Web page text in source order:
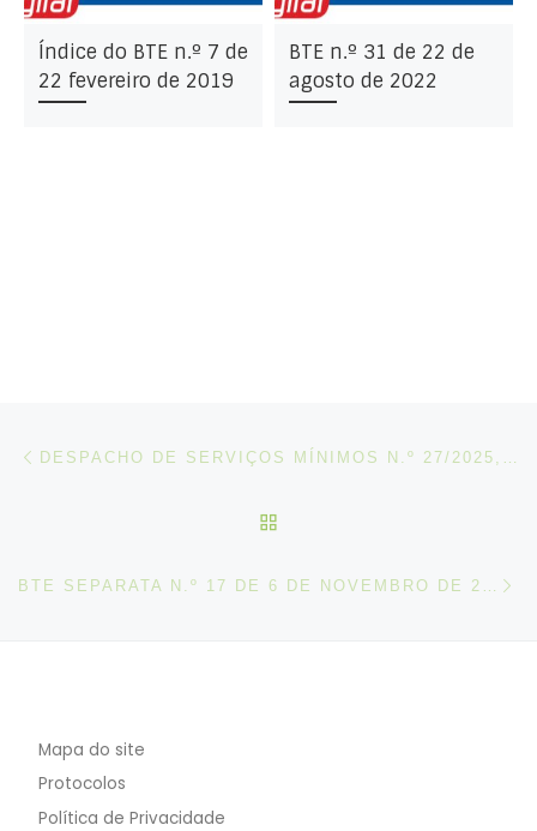
Índice do BTE n.º 7 de
22 fevereiro de 2019
BTE n.º 31 de 22 de
agosto de 2022
Post navigation
Mapa do site
Protocolos
Política de Privacidade